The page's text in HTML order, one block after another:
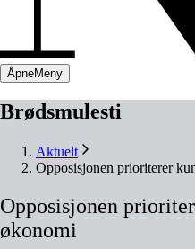
ÅpneMeny
Brødsmulesti
Aktuelt
Opposisjonen prioriterer
Opposisjonen
økonomi